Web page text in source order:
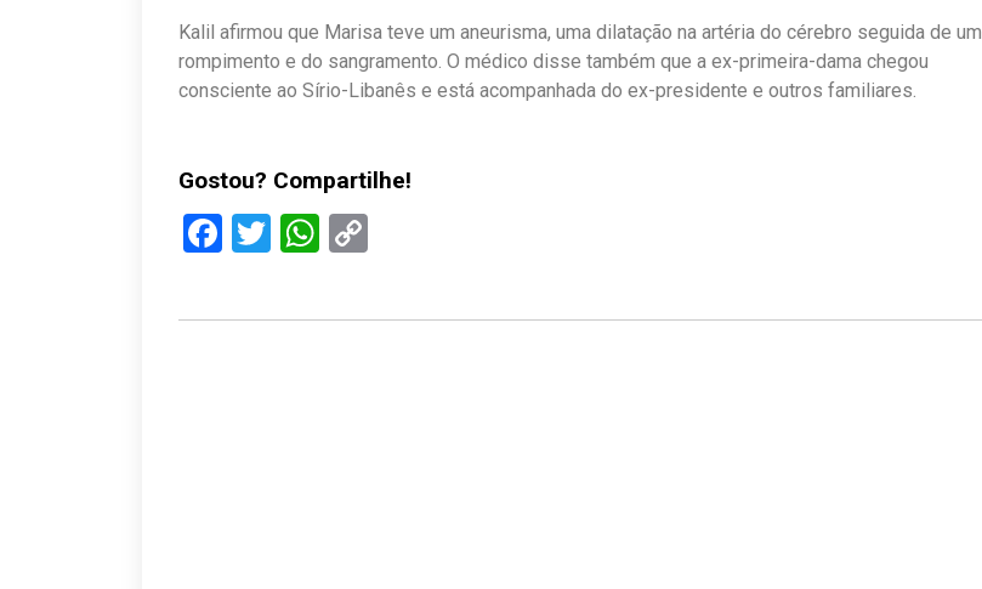
Kalil afirmou que Marisa teve um aneurisma, uma dilatação na artéria do cérebro seguida de um
rompimento e do sangramento. O médico disse também que a ex-primeira-dama chegou
consciente ao Sírio-Libanês e está acompanhada do ex-presidente e outros familiares.
Gostou? Compartilhe!
Facebook
TwitterWhatsApp